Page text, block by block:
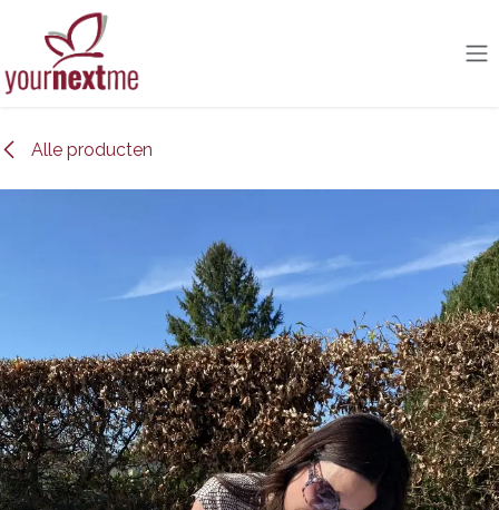
Overslaan naar inhoud
Alle producten